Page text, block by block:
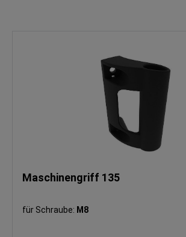
Maschinengriff 135
für Schraube: M8